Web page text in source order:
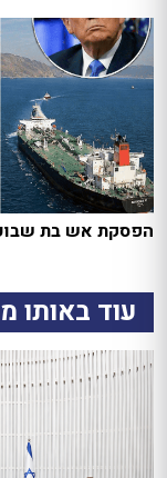
הפסקת אש בת
עוד באותו